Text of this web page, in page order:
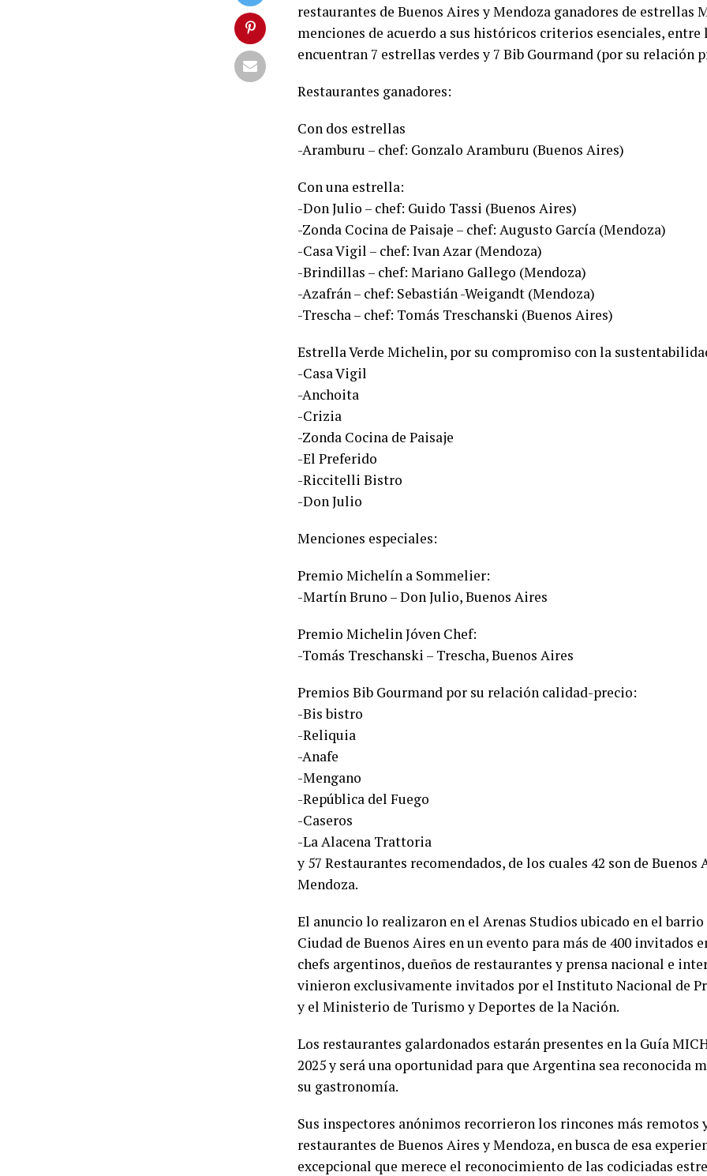
restaurantes de Buenos Aires y Mendoza ganadores de estrellas
menciones de acuerdo a sus históricos criterios esenciales, entre
encuentran 7 estrellas verdes y 7 Bib Gourmand (por su relación
Restaurantes ganadores:
Con dos estrellas
-Aramburu – chef: Gonzalo Aramburu (Buenos Aires)
Con una estrella:
-Don Julio – chef: Guido Tassi (Buenos Aires)
-Zonda Cocina de Paisaje – chef: Augusto García (Mendoza)
-Casa Vigil – chef: Ivan Azar (Mendoza)
-Brindillas – chef: Mariano Gallego (Mendoza)
-Azafrán – chef: Sebastián -Weigandt (Mendoza)
-Trescha – chef: Tomás Treschanski (Buenos Aires)
Estrella Verde Michelin, por su compromiso con la
-Casa Vigil
-Anchoita
-Crizia
-Zonda Cocina de Paisaje
-El Preferido
-Riccitelli Bistro
-Don Julio
Menciones especiales:
Premio Michelín a Sommelier:
-Martín Bruno – Don Julio, Buenos Aires
Premio Michelin Jóven Chef:
-Tomás Treschanski – Trescha, Buenos Aires
Premios Bib Gourmand por su relación calidad-precio:
-Bis bistro
-Reliquia
-Anafe
-Mengano
-República del Fuego
-Caseros
-La Alacena Trattoria
y 57 Restaurantes recomendados, de los cuales 42 son de Buenos
Mendoza.
El anuncio lo realizaron en el Arenas Studios ubicado en el barrio
Ciudad de Buenos Aires en un evento para más de 400 invitados
chefs argentinos, dueños de restaurantes y prensa nacional e
vinieron exclusivamente invitados por el Instituto Nacional de
y el Ministerio de Turismo y Deportes de la Nación.
Los restaurantes galardonados estarán presentes en la Guía
2025 y será una oportunidad para que Argentina sea reconocida
su gastronomía.
Sus inspectores anónimos recorrieron los rincones más remotos
restaurantes de Buenos Aires y Mendoza, en busca de esa
excepcional que merece el reconocimiento de las codiciadas